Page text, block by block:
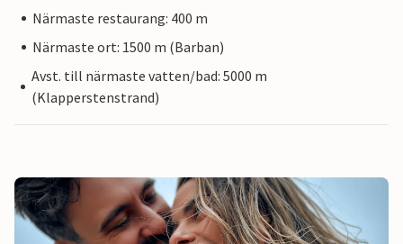
Närmaste restaurang: 400 m
Närmaste ort: 1500 m (Barban)
Avst. till närmaste vatten/bad: 5000 m
(Klapperstenstrand)